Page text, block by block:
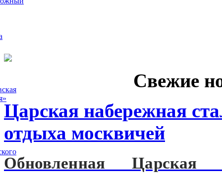
Свежие
Царская набережная
отдыха москвичей
Обновленная Царская